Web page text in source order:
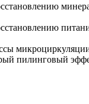
пилинговый